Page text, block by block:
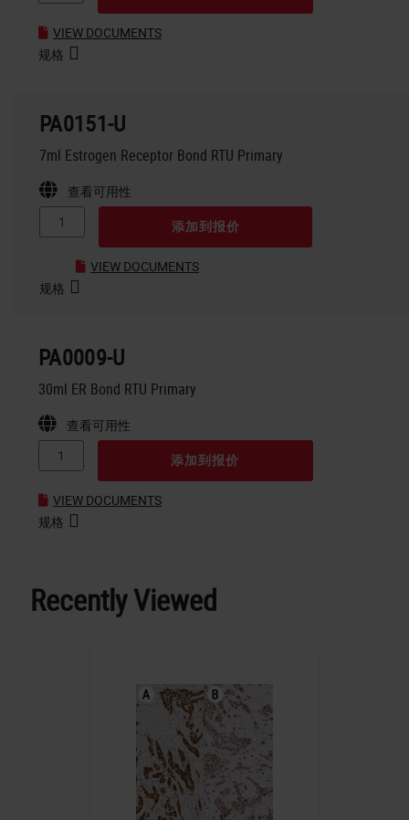
VIEW DOCUMENTS
规格
PA0151-U
7ml Estrogen Receptor Bond RTU Primary
查看可用性
添加到报价
VIEW DOCUMENTS
规格
PA0009-U
30ml ER Bond RTU Primary
查看可用性
添加到报价
VIEW DOCUMENTS
规格
Recently Viewed